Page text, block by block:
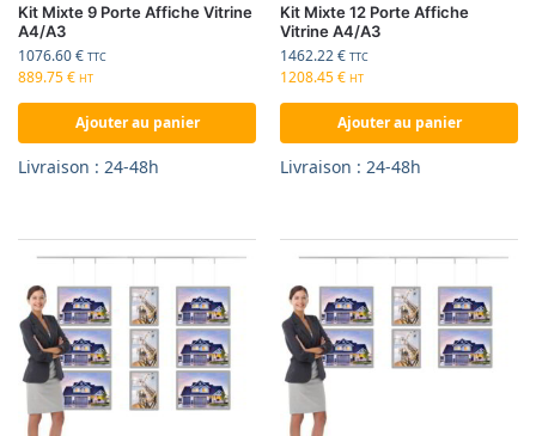
Kit Mixte 9 Porte Affiche Vitrine
A4/A3
1076.60€ TTC
889.75€ HT
Ajouter au panier
Livraison : 24-48h
Kit Mixte 12 Porte Affiche
Vitrine A4/A3
1462.22€ TTC
1208.45€ HT
Ajouter au panier
Livraison : 24-48h